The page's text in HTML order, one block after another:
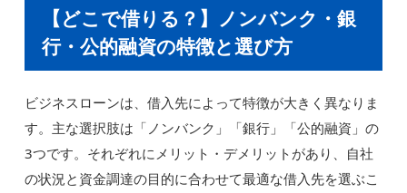
【どこで借りる？】ノンバンク・銀
行・公的融資の特徴と選び方
ビジネスローンは、借入先によって特徴が大きく異なりま
す。主な選択肢は「ノンバンク」「銀行」「公的融資」の
3つです。それぞれにメリット・デメリットがあり、自社
の状況と資金調達の目的に合わせて最適な借入先を選ぶこ